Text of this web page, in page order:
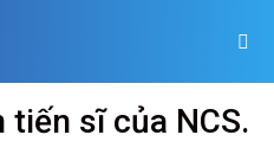
tiến sĩ của NCS.